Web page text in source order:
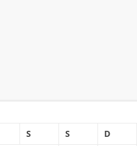
S S
D